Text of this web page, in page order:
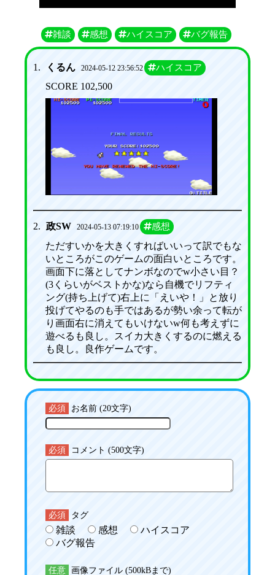
雑談 感想 ハイスコア バグ報告
1. くるん 2024-05-12 23:56:52 ハイスコア
SCORE 102,500
2. 政SW 2024-05-13 07:19:10 感想
ただすいかを大きくすればいいって訳でもな
いところがこのゲームの面白いところです。
画面下に落としてナンボなのでw小さい目？
(3くらいがベストかな)なら自機でリフティ
ング(持ち上げて)右上に「えいや！」と放り
投げてやるのも手ではあるが勢い余って転が
り画面右に消えてもいけないw何も考えずに
遊べるも良し。スイカ大きくするのに燃える
も良し。良作ゲームです。
必須 お名前 (20文字)
必須 コメント (500文字)
必須 タグ
雑談 感想
ハイスコア
バグ報告
任意 画像ファイル (500kBまで)